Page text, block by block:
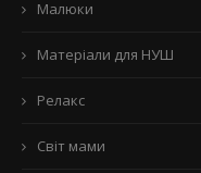
Малюки
Матеріали для НУШ
Релакс
Світ мами